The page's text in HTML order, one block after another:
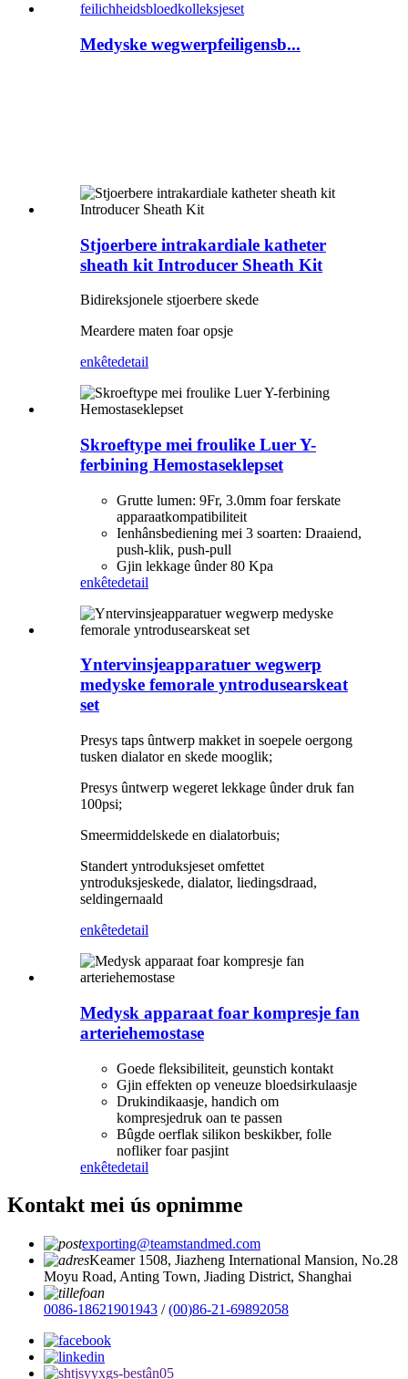
Medyske wegwerpfeiligensb...
Stjoerbere intrakardiale katheter
sheath kit Introducer Sheath Kit
Bidireksjonele stjoerbere skede
Meardere maten foar opsje
enkêtedetail
Skroeftype mei froulike Luer Y-
ferbining Hemostaseklepset
Grutte lumen: 9Fr, 3.0mm foar ferskate
apparaatkompatibiliteit
Ienhânsbediening mei 3 soarten: Draaiend,
push-klik, push-pull
Gjin lekkage ûnder 80 Kpa
enkêtedetail
Yntervinsjeapparatuer wegwerp
medyske femorale yntrodusearskeat
set
Presys taps ûntwerp makket in soepele oergong
tusken dialator en skede mooglik;
Presys ûntwerp wegeret lekkage ûnder druk fan
100psi;
Smeermiddelskede en dialatorbuis;
Standert yntroduksjeset omfettet
yntroduksjeskede, dialator, liedingsdraad,
seldingernaald
enkêtedetail
Medysk apparaat foar kompresje fan
arteriehemostase
Goede fleksibiliteit, geunstich kontakt
Gjin effekten op veneuze bloedsirkulaasje
Drukindikaasje, handich om
kompresjedruk oan te passen
Bûgde oerflak silikon beskikber, folle
nofliker foar pasjint
enkêtedetail
Kontakt mei ús opnimme
exporting@teamstandmed.com
Keamer 1508, Jiazheng International Mansion, No.28
Moyu Road, Anting Town, Jiading District, Shanghai
0086-18621901943 /(00)86-21-69892058